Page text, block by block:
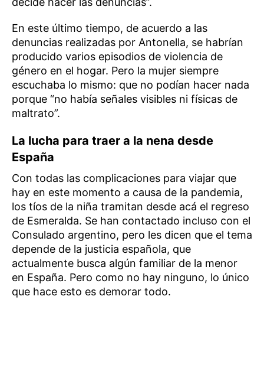
En este último tiempo, de acuerdo a las
denuncias realizadas por Antonella, se habrían
producido varios episodios de violencia de
género en el hogar. Pero la mujer siempre
escuchaba lo mismo: que no podían hacer nada
porque “no había señales visibles ni físicas de
maltrato”.
La lucha para traer a la nena desde
España
Con todas las complicaciones para viajar que
hay en este momento a causa de la pandemia,
los tíos de la niña tramitan desde acá el regreso
de Esmeralda. Se han contactado incluso con el
Consulado argentino, pero les dicen que el tema
depende de la justicia española, que
actualmente busca algún familiar de la menor
en España. Pero como no hay ninguno, lo único
que hace esto es demorar todo.